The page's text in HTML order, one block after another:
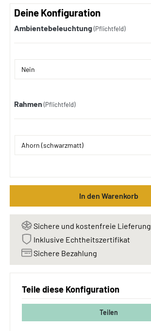
Deine Konfiguration
Ambientebeleuchtung (Pflichtfeld)
Rahmen (Pflichtfeld)
In den Warenkorb
Sichere und kostenfreie Lieferung
Inklusive Echtheitszertifikat
Sichere Bezahlung
Teile diese Konfiguration
Teilen